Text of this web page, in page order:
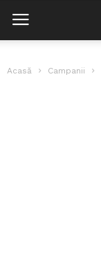
Acasă Campanii